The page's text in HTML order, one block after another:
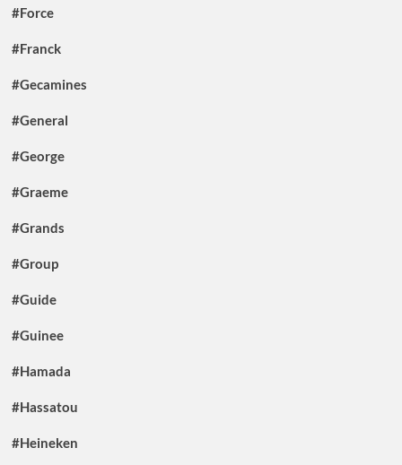
#Force
#Franck
#Gecamines
#General
#George
#Graeme
#Grands
#Group
#Guide
#Guinee
#Hamada
#Hassatou
#Heineken